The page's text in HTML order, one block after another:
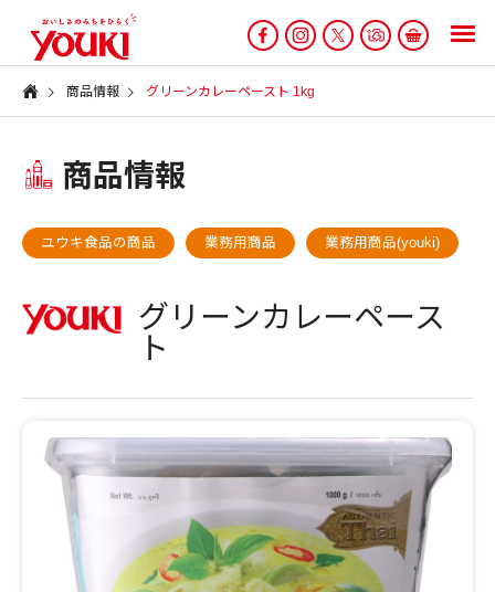
商品情報 グリーンカレーペースト 1kg
商品情報
ユウキ食品の商品 業務用商品 業務用商品(youki)
グリーンカレーペース
ト